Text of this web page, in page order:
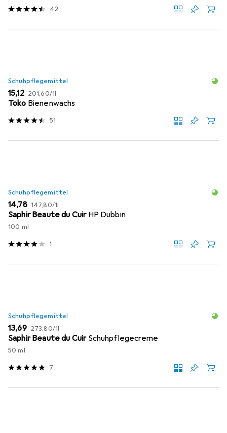
42
Schuhpflegemittel
EUR
15,12 EUR
201,60/1l
Toko Bienenwachs
51
Schuhpflegemittel
EUR
14,78 EUR
147,80/1l
Saphir Beaute du Cuir HP Dubbin
100 ml
1
Schuhpflegemittel
EUR
13,69 EUR
273,80/1l
Saphir Beaute du Cuir Schuhpflegecreme
50 ml
7